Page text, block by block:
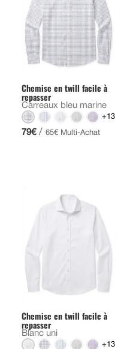
Chemise en twill facile à
repasser
Carreaux bleu marine
+13
79€ / 65€ Multi-Achat
Chemise en twill facile à
repasser
Blanc uni
+13